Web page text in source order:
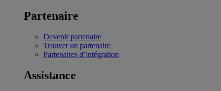
Partenaire
Devenir partenaire
Trouver un partenaire
Partenaires d’intégration
Assistance